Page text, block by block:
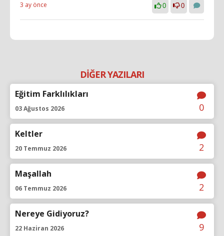
3 ay önce 0 0
DİĞER YAZILARI
Eğitim Farklılıkları
03 Ağustos 2026 0
Keltler
20 Temmuz 2026 2
Maşallah
06 Temmuz 2026 2
Nereye Gidiyoruz?
22 Haziran 2026 9